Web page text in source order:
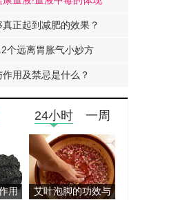
正起到减肥的效果？
个远离胃胀气小妙方
用及禁忌是什么？
24小时 一周
用
艾叶泡脚的功效与